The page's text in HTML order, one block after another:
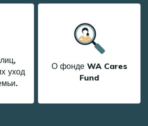
уход
О фонде WA Cares
Fund